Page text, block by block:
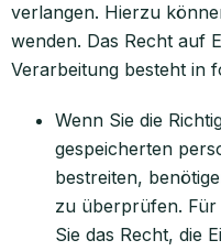
verlangen. Hierzu
wenden. Das Recht auf
Verarbeitung besteht in
Wenn Sie die
gespeicherten
bestreiten,
zu überprüfen.
Sie das Recht, die